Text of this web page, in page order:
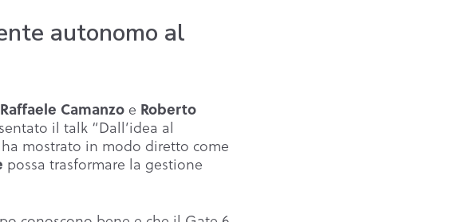
autonomo al
Raffaele Camanzoe Roberto
il talk “Dall’idea al
mostrato in modo diretto come
possa trasformare la gestione